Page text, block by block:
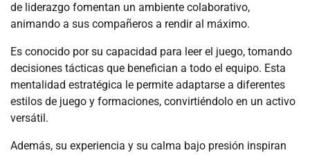
de liderazgo fomentan un ambiente colaborativo,
animando a sus compañeros a rendir al máximo.
Es conocido por su capacidad para leer el juego, tomando
decisiones tácticas que benefician a todo el equipo. Esta
mentalidad estratégica le permite adaptarse a diferentes
estilos de juego y formaciones, convirtiéndolo en un activo
versátil.
Además, su experiencia y su calma bajo presión inspiran